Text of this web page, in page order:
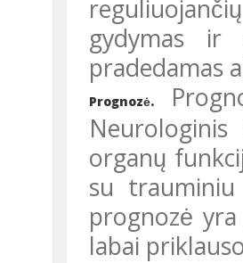
gydymas ir
pradedamas
Prognozė.
organų
su trauminiu
prognozė
labai